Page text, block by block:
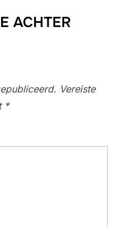
ACHTER
Vereiste
*